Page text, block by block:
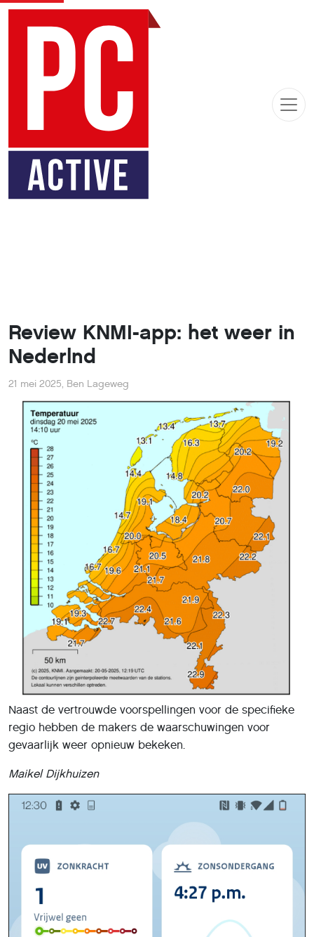
Review KNMI-app: het weer in
Nederlnd
21 mei 2025, Ben Lageweg
Naast de vertrouwde voorspellingen voor de specifieke
regio hebben de makers de waarschuwingen voor
gevaarlijk weer opnieuw bekeken.
Maikel Dijkhuizen